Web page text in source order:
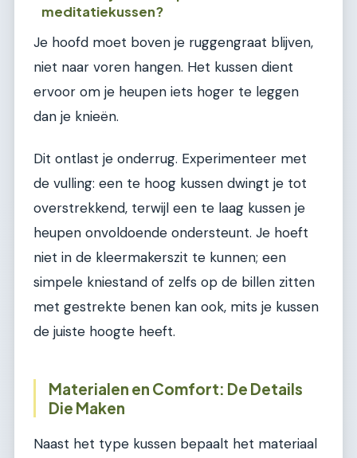
meditatiekussen?
Je hoofd moet boven je ruggengraat blijven,
niet naar voren hangen. Het kussen dient
ervoor om je heupen iets hoger te leggen
dan je knieën.
Dit ontlast je onderrug. Experimenteer met
de vulling: een te hoog kussen dwingt je tot
overstrekkend, terwijl een te laag kussen je
heupen onvoldoende ondersteunt. Je hoeft
niet in de kleermakerszit te kunnen; een
simpele kniestand of zelfs op de billen zitten
met gestrekte benen kan ook, mits je kussen
de juiste hoogte heeft.
Materialen en Comfort: De Details
Die Maken
Naast het type kussen bepaalt het materiaal